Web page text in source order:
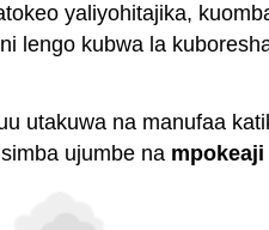
yaliyohitajika,
lengo kubwa la
utakuwa na manufaa
ujumbe na mpokeaji